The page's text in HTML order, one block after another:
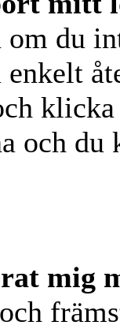
du
enkelt
och du
mig